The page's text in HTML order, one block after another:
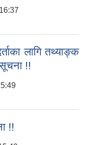
लागि तथ्याङ्क
!!
!!